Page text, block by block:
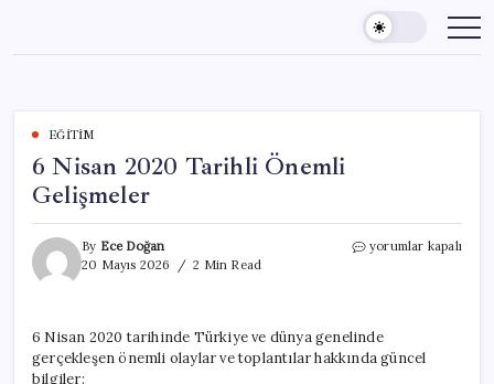
content
EĞITIM
6 Nisan 2020 Tarihli Önemli
Gelişmeler
By Ece Doğan
20 Mayıs 2026
2 Min Read
6
Gelişmeler
için
yorumlar kapalı
6 Nisan 2020 tarihinde Türkiye ve dünya genelinde
gerçekleşen önemli olaylar ve toplantılar hakkında güncel
bilgiler: